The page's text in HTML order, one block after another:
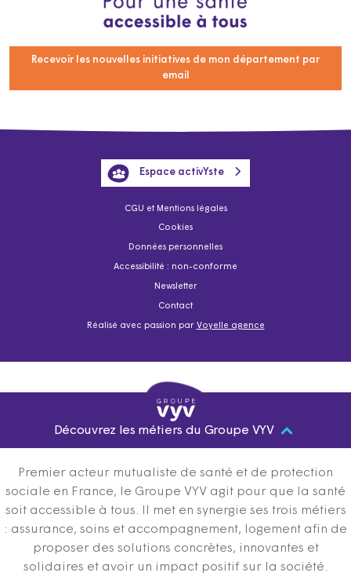
Recevoir les nouvelles initiatives de mon département par
email
CGU et Mentions légales
Cookies
Données personnelles
Accessibilité : non-conforme
Newsletter
Contact
Réalisé avec passion par Voyelle agence
Espace activYste
Découvrez les métiers du Groupe VYV
Premier acteur mutualiste de santé et de protection
sociale en France, le Groupe VYV agit pour que la santé
soit accessible à tous. Il met en synergie ses trois métiers
: assurance, soins et accompagnement, logement afin de
proposer des solutions concrètes, innovantes et
solidaires et avoir un impact positif sur la société.